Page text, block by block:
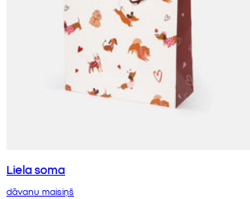
Liela soma
dāvanu maisiņš